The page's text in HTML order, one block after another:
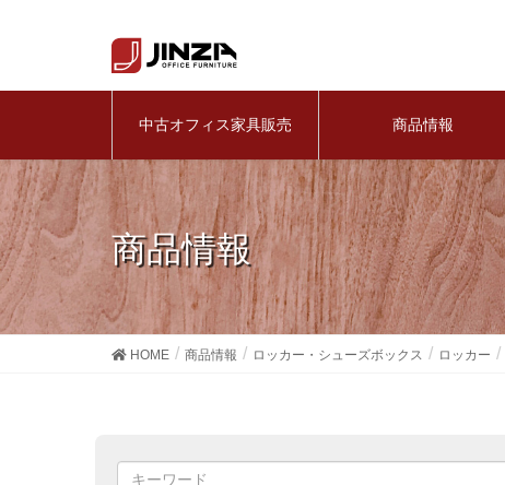
中古オフィス家具販売 商品情報
商品情報
HOME 商品情報 ロッカー・シューズボックス ロッカー